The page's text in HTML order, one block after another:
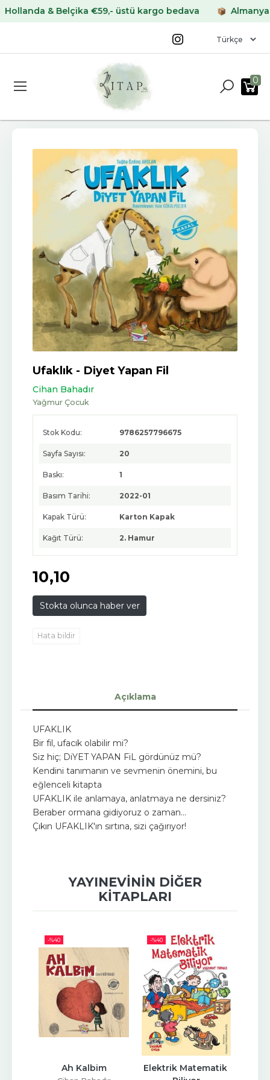
& Belçika €59,- üstü kargo bedava Almanya &
0
Ufaklık - Diyet Yapan Fil
Cihan Bahadır
Yağmur Çocuk
Stok Kodu: 9786257796675
Sayfa Sayısı: 20
Baskı: 1
Basım Tarihi: 2022-01
Kapak Türü: Karton Kapak
Kağıt Türü: 2. Hamur
10,10
Stokta olunca haber ver
Hata bildir
Açıklama
UFAKLIK
Bir fil, ufacık olabilir mi?
Siz hiç; DiYET YAPAN FiL gördünüz mü?
Kendini tanımanın ve sevmenin önemini, bu
eğlenceli kitapta
UFAKLIK ile anlamaya, anlatmaya ne dersiniz?
Beraber ormana gidiyoruz o zaman...
Çıkın UFAKLIK'ın sırtına, sizi çağırıyor!
YAYINEVININ DIĞER
KITAPLARI
-%40
Ah Kalbim
-%40
Elektrik Matematik